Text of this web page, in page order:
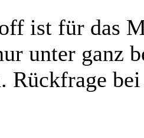
ist für das
unter ganz
Rückfrage